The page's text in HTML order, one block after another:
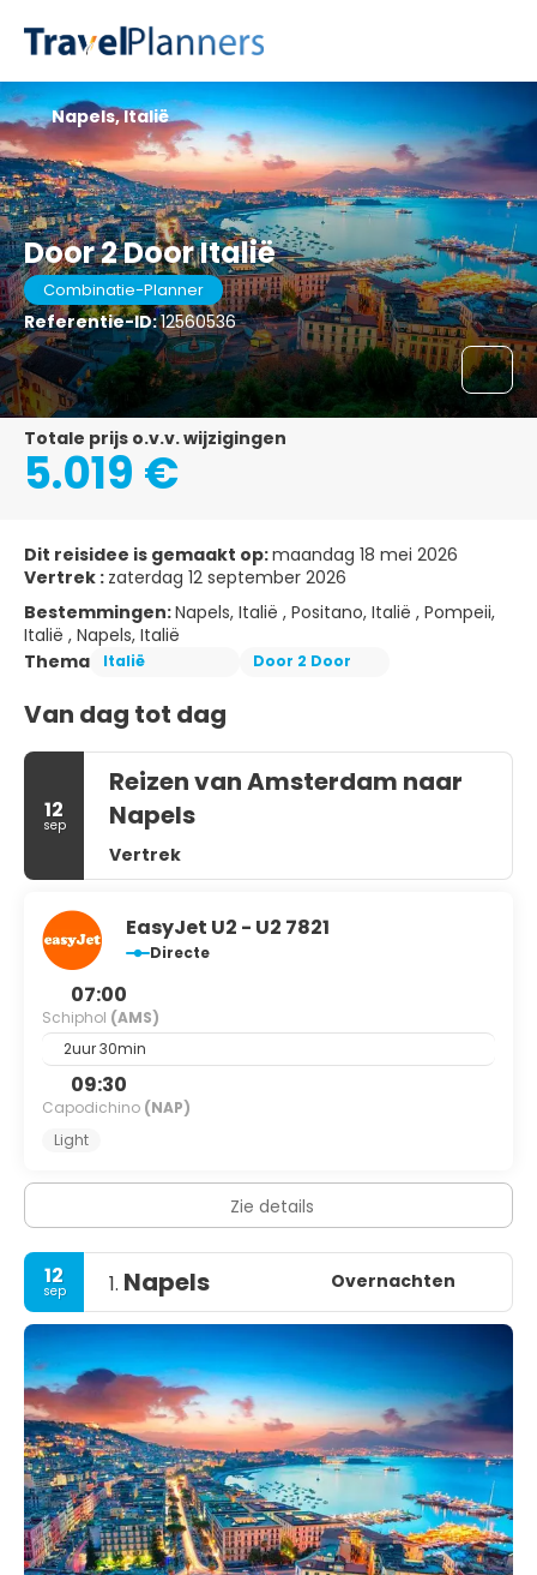
Door 2 Door Italië
Combinatie-Planner
Referentie-ID:12560536
Napels, Italië
Totale prijs o.v.v. wijzigingen
5.019 €
Dit reisidee is gemaakt op:maandag 18 mei 2026
Vertrek : zaterdag 12 september 2026
Bestemmingen:Napels, Italië , Positano, Italië , Pompeii,
Italië , Napels, Italië
Thema
Italië Door 2 Door
Van dag tot dag
12
sep
Reizen van Amsterdam naar
Napels
Vertrek
EasyJet U2 - U2 7821
Directe
07:00
Schiphol (AMS)
2uur 30min
09:30
Capodichino (NAP)
Light
Zie details
12
sep 1. Napels Overnachten